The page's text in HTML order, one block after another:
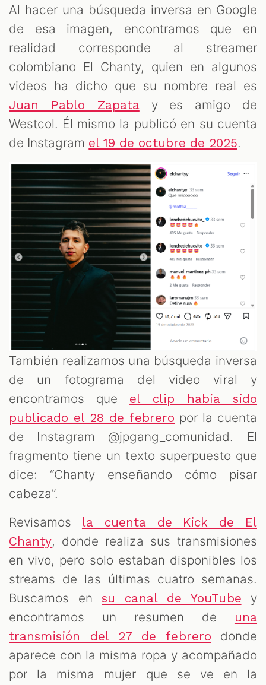
Al hacer una búsqueda inversa en Google
de esa imagen, encontramos que en
realidad corresponde al streamer
colombiano El Chanty, quien en algunos
videos ha dicho que su nombre real es
Juan Pablo Zapatay es amigo de
Westcol. Él mismo la publicó en su cuenta
de Instagram el 19 de octubre de 2025.
También realizamos una búsqueda inversa
de un fotograma del video viral y
encontramos que el clip había sido
publicado el 28 de febrero por la cuenta
de Instagram @jpgang_comunidad. El
fragmento tiene un texto superpuesto que
dice: “Chanty enseñando cómo pisar
cabeza”.
Revisamos
la cuenta de Kick de El
Chanty, donde realiza sus transmisiones
en vivo, pero solo estaban disponibles los
streams de las últimas cuatro semanas.
Buscamos ensu canal de YouTube y
encontramos un resumen de
una
transmisión del 27 de febrero donde
aparece con la misma ropa y acompañado
por la misma mujer que se ve en la